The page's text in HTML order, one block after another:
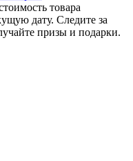
товара
дату. Следите за
призы и подарки.